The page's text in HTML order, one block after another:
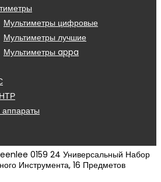
Мультиметры цифровые
Мультиметры лучшие
Мультиметры appa
0159 24 Универсальный Набор
Инструмента, 16 Предметов